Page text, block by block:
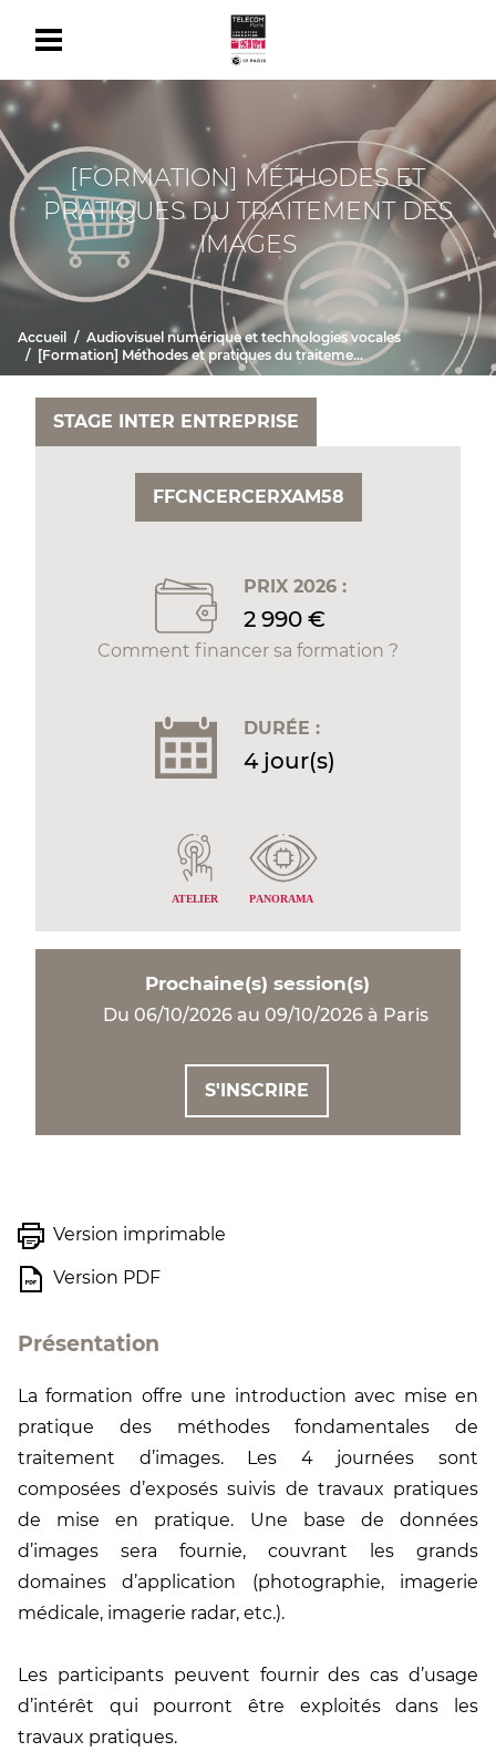
[FORMATION] MÉTHODES ET
PRATIQUES DU TRAITEMENT DES
IMAGES
Accueil
Audiovisuel numérique et technologies vocales
[Formation] Méthodes et pratiques du traitement des images
FFCNCERCERXAM58
STAGE INTER ENTREPRISE
PRIX 2026 :
2 990 €
Comment financer sa formation ?
DURÉE :
4 jour(s)
ATELIER PANORAMA
Prochaine(s) session(s)
Du 06/10/2026 au 09/10/2026 à Paris
S'INSCRIRE
Version imprimable
Version PDF
Présentation
La formation offre une introduction avec mise en
pratique des méthodes fondamentales de
traitement d’images. Les 4 journées sont
composées d’exposés suivis de travaux pratiques
de mise en pratique. Une base de données
d’images sera fournie, couvrant les grands
domaines d’application (photographie, imagerie
médicale, imagerie radar, etc.).
Les participants peuvent fournir des cas d’usage
d’intérêt qui pourront être exploités dans les
travaux pratiques.